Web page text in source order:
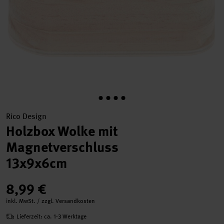
Rico Design
Holzbox Wolke mit
Magnetverschluss
13x9x6cm
8,99 €
inkl. MwSt. / zzgl. Versandkosten
Lieferzeit: ca. 1-3 Werktage